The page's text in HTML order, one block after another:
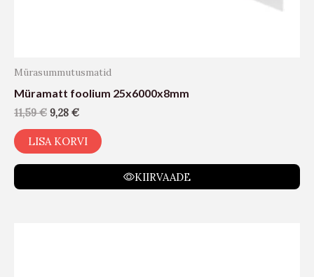
Mürasummutusmatid
Müramatt foolium 25x6000x8mm
11,59€ 9,28 €
LISA KORVI
KIIRVAADE